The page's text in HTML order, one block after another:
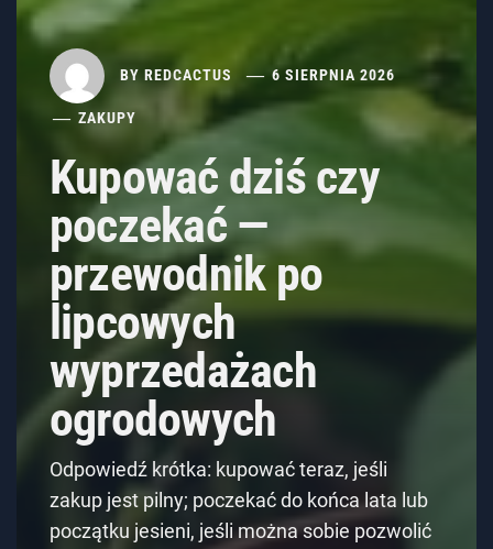
BY REDCACTUS 6 SIERPNIA 2026
ZAKUPY
Kupować dziś czy
poczekać —
przewodnik po
lipcowych
wyprzedażach
ogrodowych
Odpowiedź krótka: kupować teraz, jeśli
zakup jest pilny; poczekać do końca lata lub
początku jesieni, jeśli można sobie pozwolić